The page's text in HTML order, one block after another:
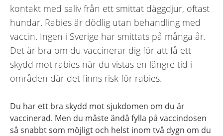
kontakt med saliv från ett smittat däggdjur, oftast
hundar. Rabies är dödlig utan behandling med
vaccin. Ingen i Sverige har smittats på många år.
Det är bra om du vaccinerar dig för att få ett
skydd mot rabies när du vistas en längre tid i
områden där det finns risk för rabies.
Du har ett bra skydd mot sjukdomen om du är
vaccinerad. Men du måste ändå fylla på vaccindosen
så snabbt som möjligt och helst inom två dygn om du